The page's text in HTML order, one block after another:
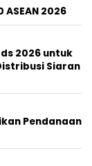
2026
2026 untuk
Siaran
Pendanaan